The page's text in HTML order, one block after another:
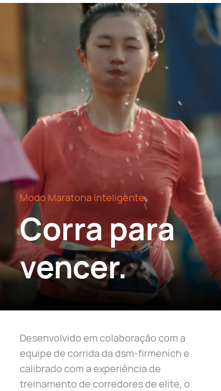
Modo Maratona Inteligente
Corra para
vencer.
Desenvolvido em colaboração com a
equipe de corrida da dsm-firmenich e
calibrado com a experiência de
treinamento de corredores de elite, o